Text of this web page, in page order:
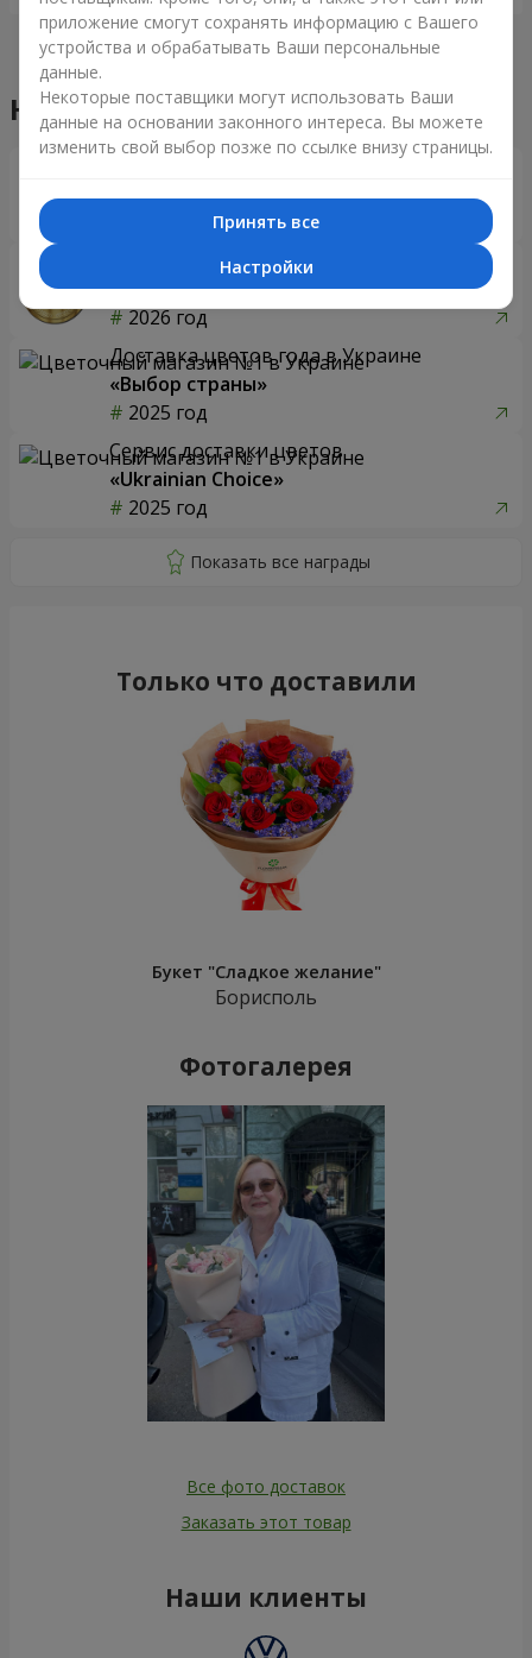
Наши достижения
Доставка цветов года в Украине
«Выбор страны»
Лучший цветочный магазин
«Ukrainian Business Award»
2026 год
Доставка цветов года в Украине
«Выбор страны»
2025 год
Сервис доставки цветов
«Ukrainian Choice»
2025 год
Только что доставили
Букет "Сладкое желание"
Борисполь
Фотогалерея
Все фото доставок
Заказать этот товар
Наши клиенты
приложение смогут сохранять информацию с Вашего
устройства и обрабатывать Ваши персональные
данные.
Некоторые поставщики могут использовать Ваши
данные на основании законного интереса. Вы можете
изменить свой выбор позже по ссылке внизу страницы.
Принять все
Настройки